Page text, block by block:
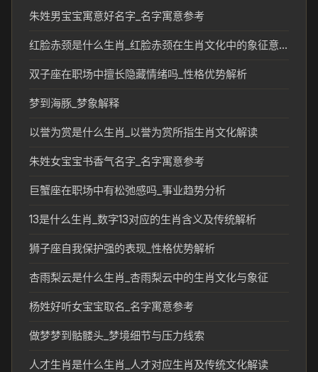
朱姓男宝宝寓意好名字_名字寓意参考
红脸赤颈是什么生肖_红脸赤颈在生肖文化中的象征意义
双子座在职场中擅长隐藏情绪吗_性格优势解析
梦到海豚_梦象解释
以誉为赏是什么生肖_以誉为赏所指生肖文化解读
朱姓女宝宝书香气名字_名字寓意参考
巨蟹座在职场中有松弛感吗_事业趋势分析
13是什么生肖_数字13对应的生肖含义及传统解析
狮子座自我保护强的表现_性格优势解析
杏雨梨云是什么生肖_杏雨梨云中的生肖文化与象征
杨姓好听女宝宝取名_名字寓意参考
做梦梦到骷髅头_梦境细节与压力线索
人才生肖是什么生肖_人才对应生肖及传统文化解读